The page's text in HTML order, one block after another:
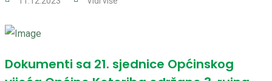
Dokumenti sa 21. sjednice Općinskog